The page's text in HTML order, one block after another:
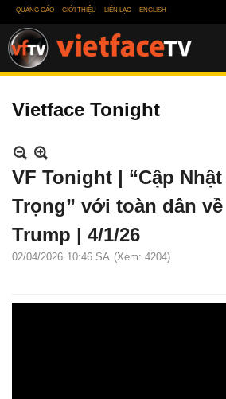
QUẢNG CÁO GIỚI THIỆU LIÊN LẠC ENGLISH
Vietface Tonight
VF Tonight | “Cập
Trọng” với toàn dân
Trump | 4/1/26
02/04/2026 10:46 SA (Xem: 4204)